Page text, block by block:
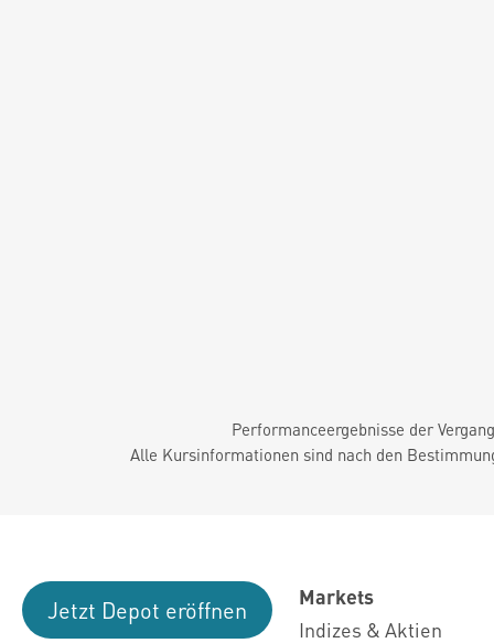
Performanceergebnisse der
Alle Kursinformationen sind nach den
Jetzt Depot eröffnen
Markets
Indizes & Aktien